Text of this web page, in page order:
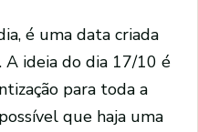
é uma data criada
A ideia do dia 17/10 é
para toda a
que haja uma